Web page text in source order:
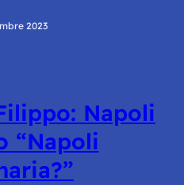
2023
Napoli
“Napoli